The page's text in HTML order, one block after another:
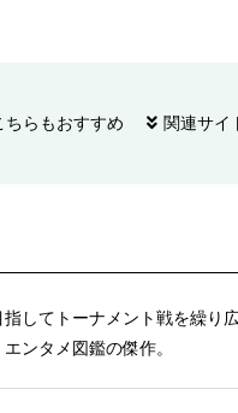
ちらもおすすめ 関連サイ
してトーナメント戦を繰り
ンタメ図鑑の傑作。